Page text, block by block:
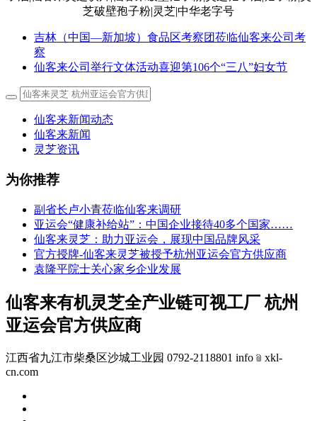
吉林（中国—新加坡）食品区考察团莅临仙客来公司考
察
仙客来公司举行文体活动喜迎第106个“三八”妇女节
仙客来新闻动态
仙客来新闻
灵芝资讯
为你推荐
副省长卢小青莅临仙客来调研
亚运会“健康补给站”：中国企业接待40多个国家……
仙客来灵芝：助力亚运会，展现中国品牌风采
官方授牌-仙客来灵芝被授予杭州亚运会官方供应商
袁隆平院士关心家乡企业发展
仙客来有机灵芝全产业链可视工厂 杭州
亚运会官方供应商
江西省九江市柴桑区沙城工业园 0792-2118801 info﹫xkl-
cn.com